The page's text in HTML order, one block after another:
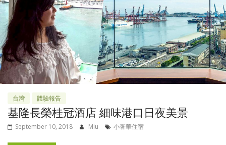
台灣 體驗報告
基隆長榮桂冠酒店 細味港口日夜美景
September 10, 2018 Miu 小奢華住宿